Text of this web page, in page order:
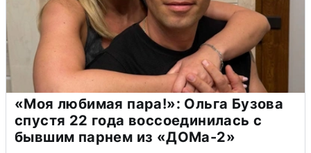
«Моя любимая пара!»: Ольга Бузова
спустя 22 года воссоединилась с
бывшим парнем из «ДОМа-2»